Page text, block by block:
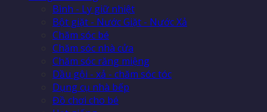
Bình - Ly giữ nhiệt
Bột giặt - Nước Giặt - Nước Xả
Chăm sóc bé
Chăm sóc nhà cửa
Chăm sóc răng miệng
Dầu gội - xả - chăm sóc tóc
Dụng cụ nhà bếp
Đồ chơi cho bé